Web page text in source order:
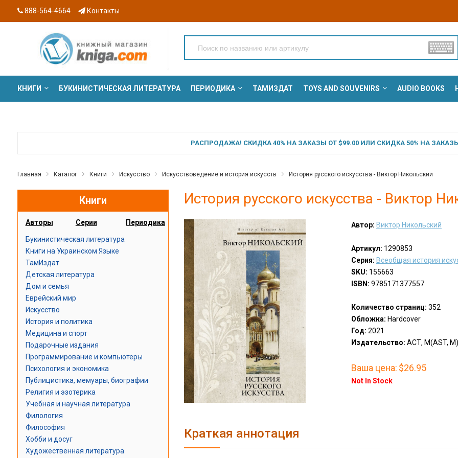
888-564-4664 Контакты
КНИГИ БУКИНИСТИЧЕСКАЯ ЛИТЕРАТУРА ПЕРИОДИКА ТАМИЗДАТ TOYS AND SOUVENIRS AUDIO BOOKS
РАСПРОДАЖА! СКИДКА 40% НА ЗАКАЗЫ ОТ $99.00 ИЛИ СКИДКА 50% НА ЗАКАЗЫ
Главная Каталог Книги Искусство Искусствоведение и история искусств История русского искусства - Виктор Никольский
Книги
Авторы Серии Периодика
Букинистическая литература
Книги на Украинском Языке
ТамИздат
Детская литература
Дом и семья
Еврейский мир
Искусство
История и политика
Медицина и спорт
Подарочные издания
Программирование и компьютеры
Психология и экономика
Публицистика, мемуары, биографии
Религия и эзотерика
Учебная и научная литература
Филология
Философия
Хобби и досуг
Художественная литература
История русского искусства - Виктор
Автор: Виктор Никольский
Артикул: 1290853
Серия: Всеобщая история
SKU: 155663
ISBN: 9785171377557
Количество страниц: 352
Обложка: Hardcover
Год: 2021
Издательство: АСТ, М(AST, M)
Ваша цена: $26.95
Not In Stock
Краткая аннотация